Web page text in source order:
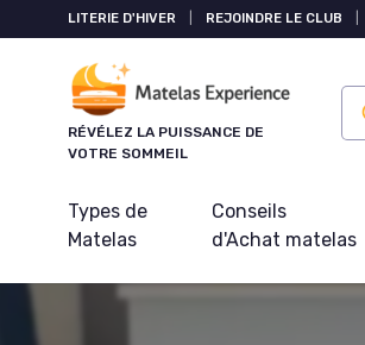
LITERIE D'HIVER REJOINDRE LE CLUB
RÉVÉLEZ LA PUISSANCE DE
VOTRE SOMMEIL
Types de
Matelas
Conseils
d'Achat matelas
Panneau de gestion des cookies